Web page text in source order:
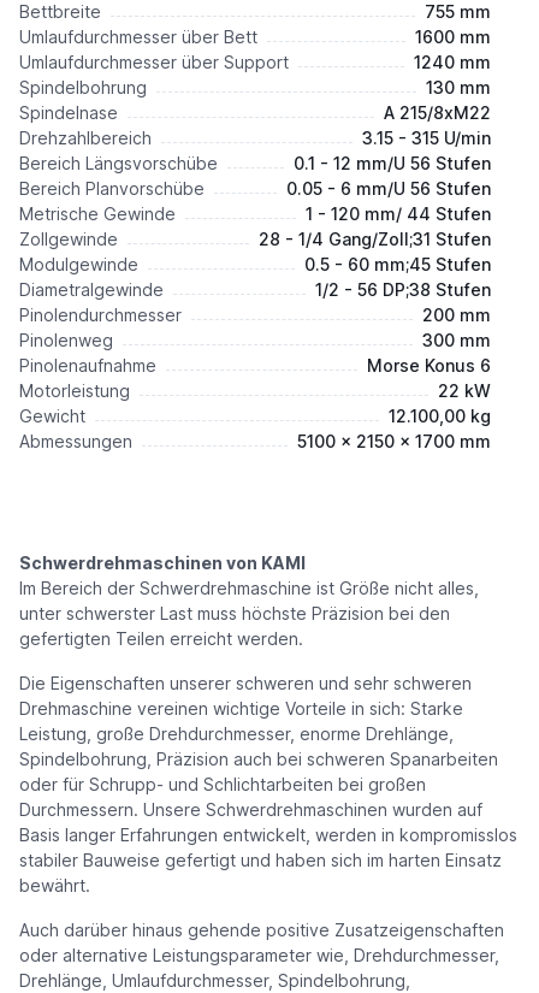
Bettbreite
755 mm
Umlaufdurchmesser über Bett
1600 mm
Umlaufdurchmesser über Support
1240 mm
Spindelbohrung
130 mm
Spindelnase
A 215/8xM22
Drehzahlbereich
3.15 - 315 U/min
Bereich Längsvorschübe
0.1 - 12 mm/U 56 Stufen
Bereich Planvorschübe
0.05 - 6 mm/U 56 Stufen
Metrische Gewinde
1 - 120 mm/ 44 Stufen
Zollgewinde
28 - 1/4 Gang/Zoll;31 Stufen
Modulgewinde
0.5 - 60 mm;45 Stufen
Diametralgewinde
1/2 - 56 DP;38 Stufen
Pinolendurchmesser
200 mm
Pinolenweg
300 mm
Pinolenaufnahme
Morse Konus 6
Motorleistung
22 kW
Gewicht
12.100,00 kg
Abmessungen
5100 x 2150 x 1700 mm
Schwerdrehmaschinen von KAMI
Im Bereich der Schwerdrehmaschine ist Größe nicht alles,
unter schwerster Last muss höchste Präzision bei den
gefertigten Teilen erreicht werden.
Die Eigenschaften unserer schweren und sehr schweren
Drehmaschine vereinen wichtige Vorteile in sich: Starke
Leistung, große Drehdurchmesser, enorme Drehlänge,
Spindelbohrung, Präzision auch bei schweren Spanarbeiten
oder für Schrupp- und Schlichtarbeiten bei großen
Durchmessern. Unsere Schwerdrehmaschinen wurden auf
Basis langer Erfahrungen entwickelt, werden in kompromisslos
stabiler Bauweise gefertigt und haben sich im harten Einsatz
bewährt.
Auch darüber hinaus gehende positive Zusatzeigenschaften
oder alternative Leistungsparameter wie, Drehdurchmesser,
Drehlänge, Umlaufdurchmesser, Spindelbohrung,